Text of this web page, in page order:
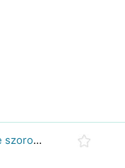
Lépések a diagnózis és Kezelése szorongásos zavar